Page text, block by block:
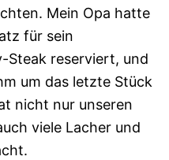
Mein Opa hatte
für sein
Steak reserviert, und
um das letzte Stück
nicht nur unseren
viele Lacher und